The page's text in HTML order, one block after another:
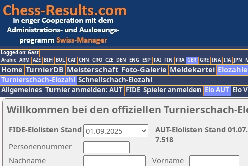
Logged on: Gast
Arabic ARM AZE BIH BUL CAT CHN CRO CZE DEN ENG ESP FAI FIN FRA GER GRE INA ITA JPN
Home TurnierDB Meisterschaft Foto-Galerie Meldekartei
Turnierschach-Elozahl Schnellschach-Elozahl
Allgemeines Turnier anmelden: AUT FIDE Spieler anmelden Elo AUT Elo
Willkommen bei den offiziellen Turnierschach-
Nachname
Vorname
Personennummer
AUT-Elolisten Stand
7.518
FIDE-Elolisten Stand